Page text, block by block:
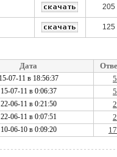
205
125
Дата
15-07-11 в 18:56:37 5
15-07-11 в 0:06:37 5
22-06-11 в 0:21:50 2
22-06-11 в 0:07:51 2
10-06-10 в 0:09:20